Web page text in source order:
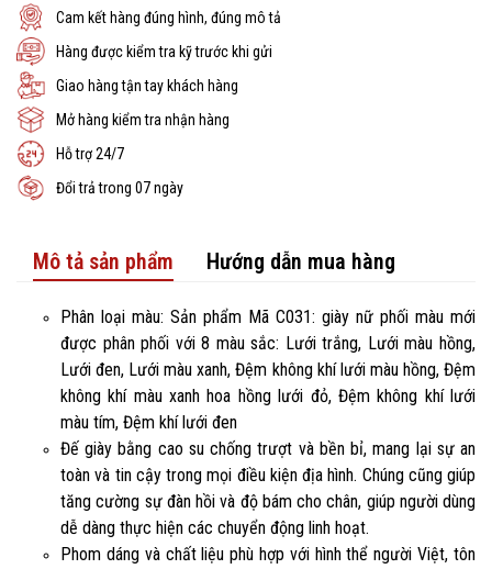
Cam kết hàng đúng hình, đúng mô tả
Hàng được kiểm tra kỹ trước khi gửi
Giao hàng tận tay khách hàng
Mở hàng kiểm tra nhận hàng
Hỗ trợ 24/7
Đổi trả trong 07 ngày
Mô tả sản phẩm Hướng dẫn mua hàng
Phân loại màu: Sản phẩm Mã C031: giày nữ phối màu mới
được phân phối với 8 màu sắc: Lưới trắng, Lưới màu hồng,
Lưới đen, Lưới màu xanh, Đệm không khí lưới màu hồng, Đệm
không khí màu xanh hoa hồng lưới đỏ, Đệm không khí lưới
màu tím, Đệm khí lưới đen
Đế giày bằng cao su chống trượt và bền bỉ, mang lại sự an
toàn và tin cậy trong mọi điều kiện địa hình. Chúng cũng giúp
tăng cường sự đàn hồi và độ bám cho chân, giúp người dùng
dễ dàng thực hiện các chuyển động linh hoạt.
Phom dáng và chất liệu phù hợp với hình thể người Việt, tôn